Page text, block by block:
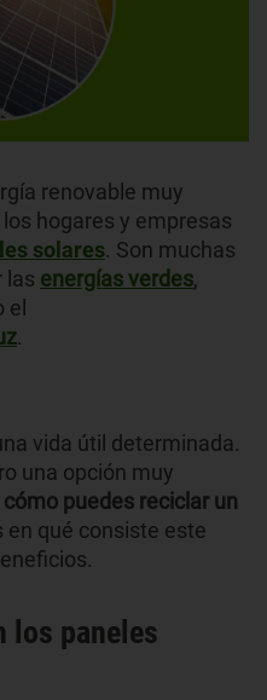
renovable muy
hogares y empresas
solares. Son muchas
las energías verdes,
el
.
vida útil determinada.
una opción muy
cómo puedes reciclar un
en qué consiste este
los paneles